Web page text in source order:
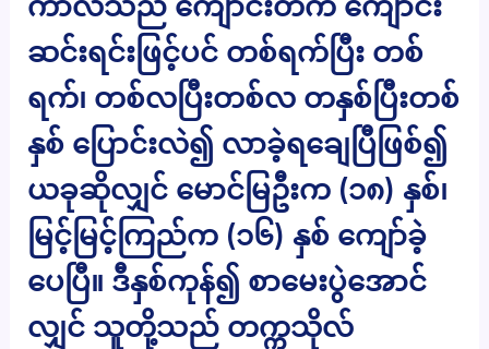
ဆင်းရင်းဖြင့်ပင် တစ်ရက်ပြီး တစ်
ရက်၊ တစ်လပြီးတစ်လ တနှစ်ပြီးတစ်
နှစ် ပြောင်းလဲ၍ လာခဲ့ရချေပြီဖြစ်၍
ယခုဆိုလျှင် မောင်မြဦးက (၁၈) နှစ်၊
မြင့်မြင့်ကြည်က (၁၆) နှစ် ကျော်ခဲ့
ပေပြီ။ ဒီနှစ်ကုန်၍ စာမေးပွဲအောင်
လျှင် သူတို့သည် တက္ကသိုလ်